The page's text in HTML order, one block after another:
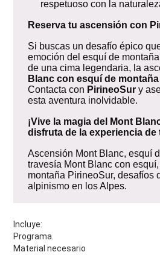
respetuoso con la
Reserva tu ascensión con
Si buscas un desafío épico
emoción del esquí de
de una cima legendaria, la
Blanc con esquí de montaña
Contacta con PirineoSury
esta aventura inolvidable.
¡Vive la magia del Mont
disfruta de la experiencia de
Ascensión Mont Blanc, esquí
travesía Mont Blanc con
montaña PirineoSur, desafíos
alpinismo en los Alpes.
Incluye:
Programa.
Material necesario